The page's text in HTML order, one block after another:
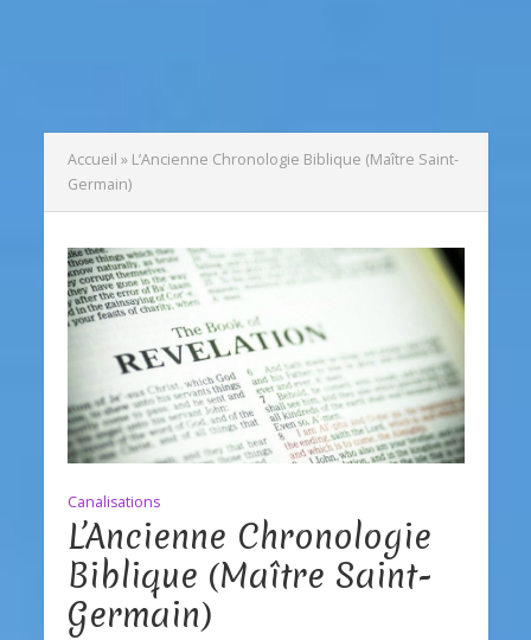
Accueil » L’Ancienne Chronologie Biblique (Maître Saint-
Germain)
Canalisations
L’Ancienne Chronologie
Biblique (Maître Saint-
Germain)